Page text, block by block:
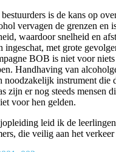
is de kans op
vervagen de grenzen en
waardoor snelheid en
ingeschat, met grote
BOB is niet voor
Handhaving van
noodzakelijk instrument die
zijn er nog steeds mensen
voor hen gelden.
leid ik de
die veilig aan het